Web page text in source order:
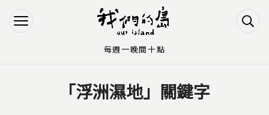
Jump to Navigation
Jump to Main content
「浮洲濕地」關鍵字
每週一晚間十點